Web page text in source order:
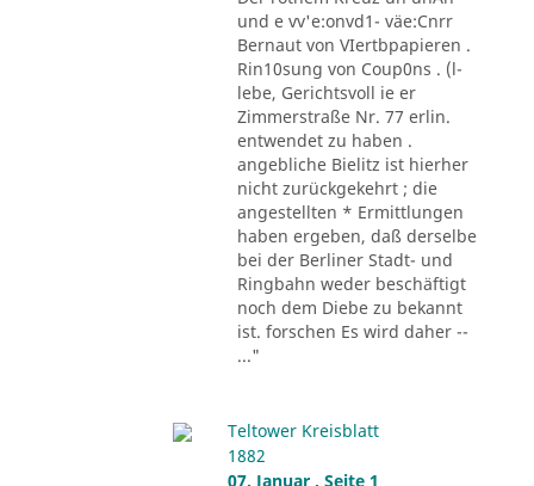
und e vv'e:onvd1- väe:Cnrr
Bernaut von VIertbpapieren .
Rin10sung von Coup0ns . (l-
lebe, Gerichtsvoll ie er
Zimmerstraße Nr. 77 erlin.
entwendet zu haben .
angebliche Bielitz ist hierher
nicht zurückgekehrt ; die
angestellten * Ermittlungen
haben ergeben, daß derselbe
bei der Berliner Stadt- und
Ringbahn weder beschäftigt
noch dem Diebe zu bekannt
ist. forschen Es wird daher --
..."
Teltower Kreisblatt
1882
07. Januar , Seite 1